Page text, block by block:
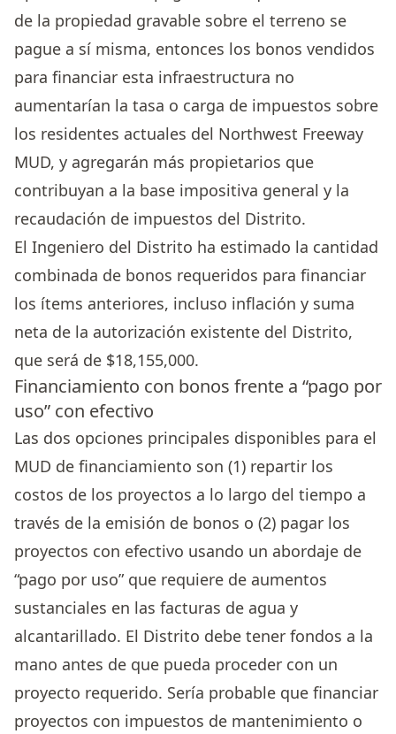
de la propiedad gravable sobre el terreno se
pague a sí misma, entonces los bonos vendidos
para financiar esta infraestructura no
aumentarían la tasa o carga de impuestos sobre
los residentes actuales del Northwest Freeway
MUD, y agregarán más propietarios que
contribuyan a la base impositiva general y la
recaudación de impuestos del Distrito.
El Ingeniero del Distrito ha estimado la cantidad
combinada de bonos requeridos para financiar
los ítems anteriores, incluso inflación y suma
neta de la autorización existente del Distrito,
que será de $18,155,000.
Financiamiento con bonos frente a “pago por
uso” con efectivo
Las dos opciones principales disponibles para el
MUD de financiamiento son (1) repartir los
costos de los proyectos a lo largo del tiempo a
través de la emisión de bonos o (2) pagar los
proyectos con efectivo usando un abordaje de
“pago por uso” que requiere de aumentos
sustanciales en las facturas de agua y
alcantarillado. El Distrito debe tener fondos a la
mano antes de que pueda proceder con un
proyecto requerido. Sería probable que financiar
proyectos con impuestos de mantenimiento o